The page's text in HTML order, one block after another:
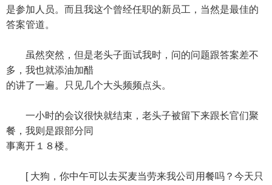
是参加人员。而且我这个曾经任职的新员工，当然是最佳的
答案管道。
虽然突然，但是老头子面试我时，问的问题跟答案差不
多，我也就添油加醋
的讲了一遍。只见几个大头频频点头。
一小时的会议很快就结束，老头子被留下来跟长官们聚
餐，我则是跟部分同
事离开１８楼。
[ 大狗，你中午可以去买麦当劳来我公司用餐吗？今天只